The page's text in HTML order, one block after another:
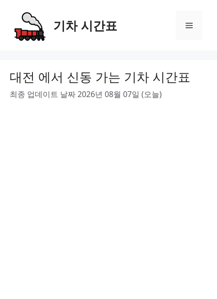
content
기차 시간표 Menu
대전 에서 신동 가는 기차 시간표
최종 업데이트 날짜 2026년 08월 07일 (오늘)